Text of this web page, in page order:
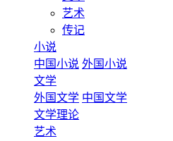
艺术
传记
小说
中国小说 外国小说
文学
外国文学 中国文学
文学理论
艺术